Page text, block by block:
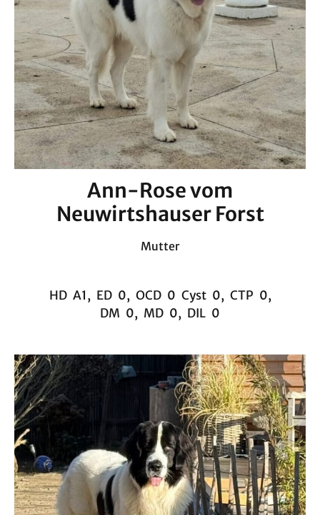
Ann-Rose vom
Neuwirtshauser Forst
Mutter
HD A1, ED 0, OCD 0 Cyst 0, CTP 0,
DM 0, MD 0, DIL 0